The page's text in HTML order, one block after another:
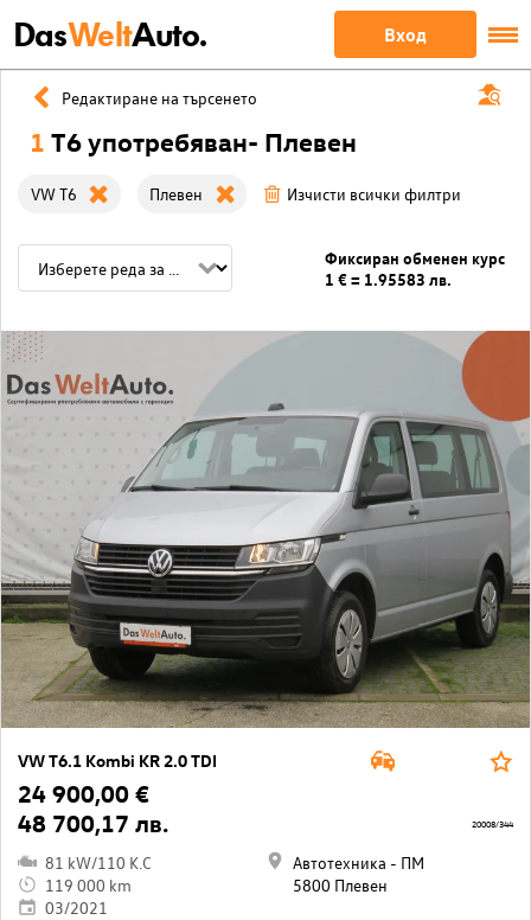
DasWeltAuto. Вход
Редактиране на търсенето
1 T6 употребяван- Плевен
VW T6 Плевен Изчисти всички филтри
Фиксиран обменен курс
1 € = 1.95583 лв.
VW T6.1 Kombi KR 2.0 TDI
24 900,00 €
48 700,17 лв.
81 kW/110 K.C
119 000 km
03/2021
Автотехника - ПМ
5800 Плевен
20008/344